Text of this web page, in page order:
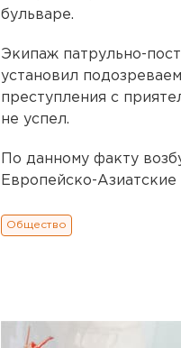
бульваре.
Экипаж патрульно-
установил
преступления с
не успел.
По данному факту
Европейско-Азиатские
Общество